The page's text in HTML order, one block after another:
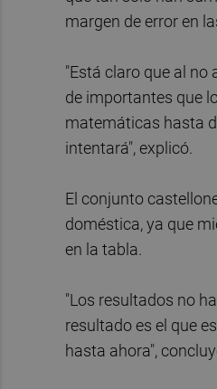
margen de error en
"Está claro que al
de importantes que
matemáticas hasta
intentará", explicó.
El conjunto
doméstica, ya que
en la tabla.
"Los resultados no
resultado es el que
hasta ahora",